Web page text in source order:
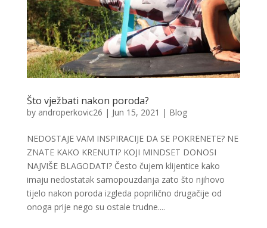
Što vježbati nakon poroda?
by androperkovic26 | Jun 15, 2021 | Blog
NEDOSTAJE VAM INSPIRACIJE DA SE POKRENETE? NE
ZNATE KAKO KRENUTI? KOJI MINDSET DONOSI
NAJVIŠE BLAGODATI? Često čujem klijentice kako
imaju nedostatak samopouzdanja zato što njihovo
tijelo nakon poroda izgleda poprilično drugačije od
onoga prije nego su ostale trudne....